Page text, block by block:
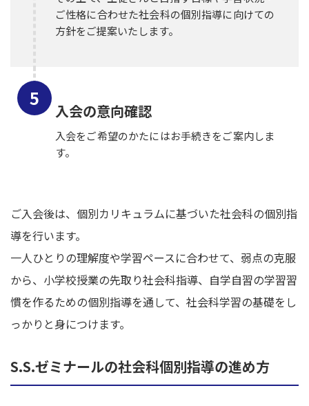
ご性格に合わせた社会科の個別指導に向けての
方針をご提案いたします。
入会の意向確認
入会をご希望のかたにはお手続きをご案内しま
す。
ご入会後は、個別カリキュラムに基づいた社会科の個別指
導を行います。
一人ひとりの理解度や学習ペースに合わせて、弱点の克服
から、小学校授業の先取り社会科指導、自学自習の学習習
慣を作るための個別指導を通して、社会科学習の基礎をし
っかりと身につけます。
S.S.ゼミナールの社会科個別指導の進め方